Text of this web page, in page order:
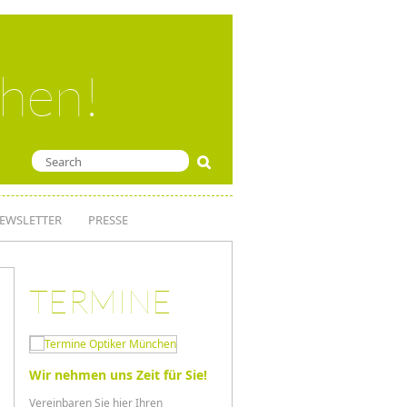
PRESSE
TERMINE
Wir nehmen uns Zeit für Sie!
Vereinbaren Sie hier Ihren